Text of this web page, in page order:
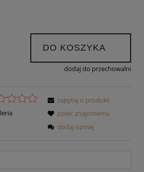
DO KOSZYKA
dodaj do przechowalni
zapytaj o produkt
poleć znajomemu
dodaj opinię